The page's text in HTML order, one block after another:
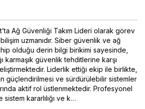
Ağ Güvenliği Takım Lideri olarak görev
uzmanıdır. Siber güvenlik ve ağ
olduğu derin bilgi birikimi sayesinde,
karmaşık güvenlik tehditlerine karşı
Liderlik ettiği ekip ile birlikte,
güçlendirilmesi ve sürdürülebilir sistemler
aktif rol üstlenmektedir. Profesyonel
kararlılığı ve k…